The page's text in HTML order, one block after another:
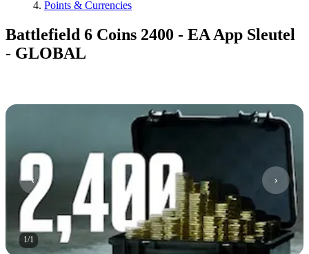
Points & Currencies
Battlefield 6 Coins 2400 - EA App Sleutel
- GLOBAL
1/1